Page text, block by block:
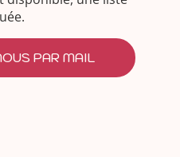
PAR MAIL